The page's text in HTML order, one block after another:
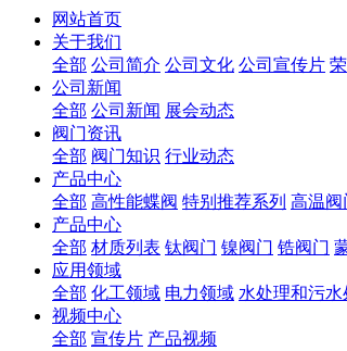
网站首页
关于我们
全部 公司简介 公司文化 公司宣传片
公司新闻
全部 公司新闻 展会动态
阀门资讯
全部 阀门知识 行业动态
产品中心
全部 高性能蝶阀 特别推荐系列 高温阀
产品中心
全部 材质列表 钛阀门 镍阀门 锆阀门
应用领域
全部 化工领域 电力领域 水处理和污水
视频中心
全部 宣传片 产品视频